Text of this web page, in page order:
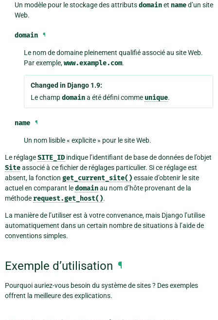
Un modèle pour le stockage des attributsdomainet named’un site
Web.
domain ¶
Le nom de domaine pleinement qualifié associé au site Web.
Par exemple,www.example.com.
Changed in Django 1.9:
Le champdomaina été défini comme unique.
name ¶
Un nom lisible « explicite » pour le site Web.
Le réglageSITE_ID indique l’identifiant de base de données de l’objet
Siteassocié à ce fichier de réglages particulier. Si ce réglage est
absent, la fonction get_current_site() essaie d’obtenir le site
actuel en comparant ledomainau nom d’hôte provenant de la
méthode request.get_host().
La manière de l’utiliser est à votre convenance, mais Django l’utilise
automatiquement dans un certain nombre de situations à l’aide de
conventions simples.
Exemple d’utilisation ¶
Pourquoi auriez-vous besoin du système de sites ? Des exemples
offrent la meilleure des explications.